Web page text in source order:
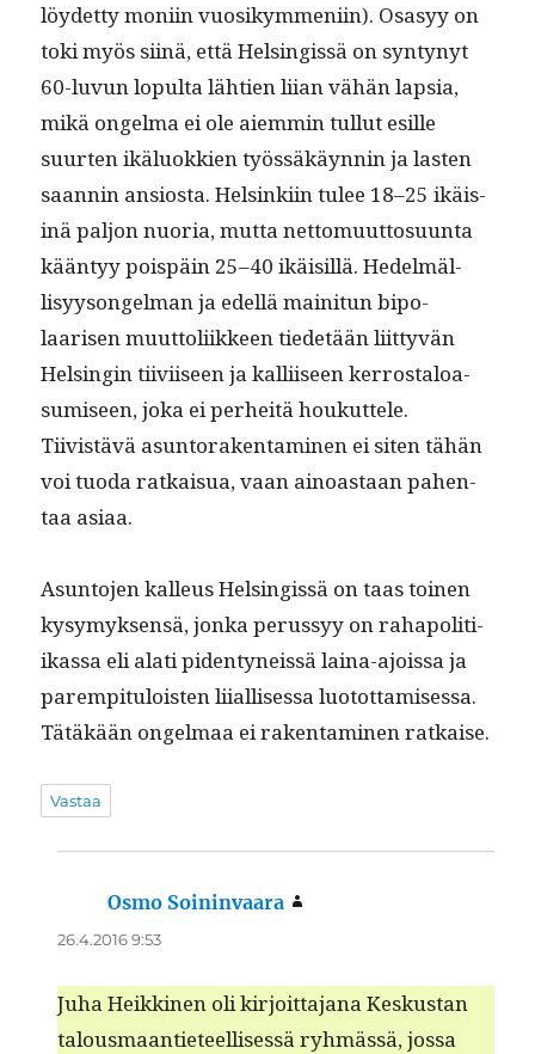
löy­det­ty moni­in vuosikym­meni­in). Osasyy on
toki myös siinä, että Helsingis­sä on syn­tynyt
60-luvun lop­ul­ta läh­tien liian vähän lap­sia,
mikä ongel­ma ei ole aiem­min tul­lut esille
suurten ikälu­okkien työssäkäyn­nin ja las­ten
saan­nin ansios­ta. Helsinki­in tulee 18–25 ikäis­
inä paljon nuo­ria, mut­ta net­to­muut­to­su­un­ta
kään­tyy pois­päin 25–40 ikäisil­lä. Hedelmäl­
lisyysongel­man ja edel­lä maini­tun bipo­
laarisen muut­toli­ik­keen tiede­tään liit­tyvän
Helsin­gin tiivi­iseen ja kalli­iseen ker­rostaloa­
sumiseen, joka ei per­heitä houkut­tele.
Tiivistävä asun­torak­en­t­a­mi­nen ei siten tähän
voi tuo­da ratkaisua, vaan ain­oas­taan pahen­
taa asiaa.
Asun­to­jen kalleus Helsingis­sä on taas toinen
kysymyk­sen­sä, jon­ka perussyy on rahapoli­ti­
ikas­sa eli alati piden­tyneis­sä laina-ajois­sa ja
parem­pit­u­lois­t­en liial­lises­sa luo­tot­tamises­sa.
Tätäkään ongel­maa ei rak­en­t­a­mi­nen ratkaise.
Vastaa
Osmo Soininvaara
26.4.2016 9:53
Juha Heikki­nen oli kir­joit­ta­jana Keskus­tan
talous­maanti­eteel­lisessä ryh­mässä, jos­sa